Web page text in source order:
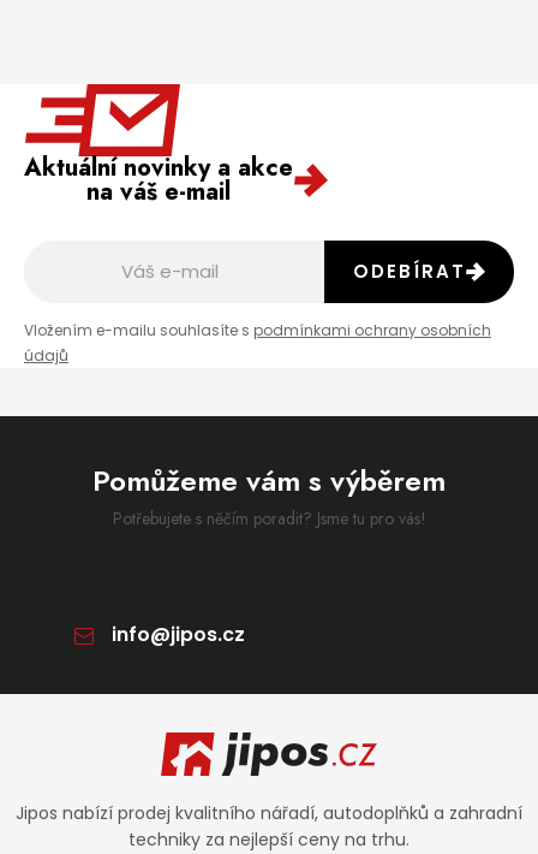
Aktuální novinky a akce
na váš e-mail
Vložením e-mailu souhlasíte s podmínkami ochrany osobních
údajů
ODEBÍRAT
Pomůžeme vám s výběrem
Potřebujete s něčím poradit? Jsme tu pro vás!
info@jipos.cz
Jipos nabízí prodej kvalitního nářadí, autodoplňků a zahradní
techniky za nejlepší ceny na trhu.